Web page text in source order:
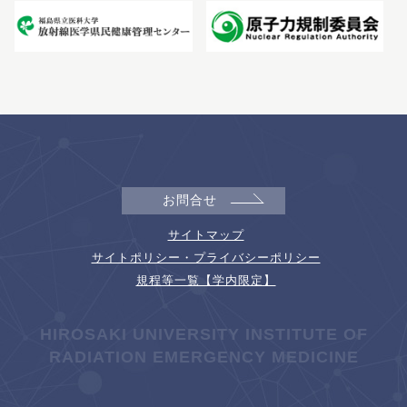
お問合せ
サイトマップ
サイトポリシー・プライバシーポリシー
規程等一覧【学内限定】
HIROSAKI UNIVERSITY INSTITUTE OF
RADIATION EMERGENCY MEDICINE